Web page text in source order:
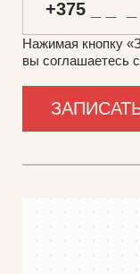
Нажимая кнопку
вы соглашаетесь